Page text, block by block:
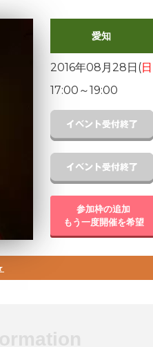
愛知
2016年08月28日(日
17:00 ～19:00
参加枠の追加
もう一度開催を希望